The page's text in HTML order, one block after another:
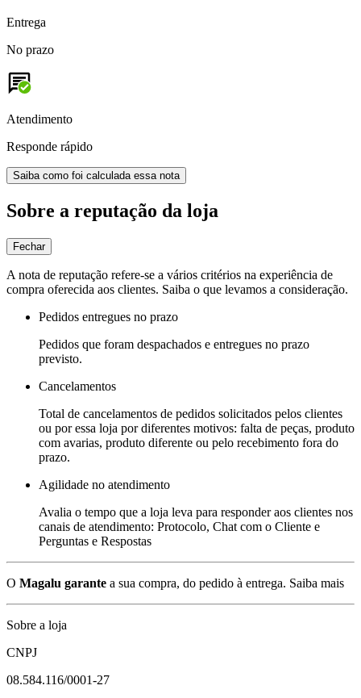
Entrega
No prazo
Atendimento
Responde rápido
Saiba como foi calculada essa nota
Sobre a reputação da loja
Fechar
A nota de reputação refere-se a vários critérios na experiência de
compra oferecida aos clientes. Saiba o que levamos a consideração.
Pedidos entregues no prazo
Pedidos que foram despachados e entregues no prazo
previsto.
Cancelamentos
Total de cancelamentos de pedidos solicitados pelos clientes
ou por essa loja por diferentes motivos: falta de peças, produto
com avarias, produto diferente ou pelo recebimento fora do
prazo.
Agilidade no atendimento
Avalia o tempo que a loja leva para responder aos clientes nos
canais de atendimento: Protocolo, Chat com o Cliente e
Perguntas e Respostas
O Magalu garante a sua compra, do pedido à entrega. Saiba mais
Sobre a loja
CNPJ
08.584.116/0001-27